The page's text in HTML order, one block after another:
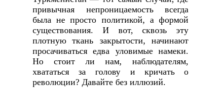
привычная непроницаемость всегда
была не просто политикой, а формой
существования. И вот, сквозь эту
плотную ткань закрытости, начинают
просачиваться едва уловимые намеки.
Но стоит ли нам, наблюдателям,
хвататься за голову и кричать о
революции? Давайте без иллюзий.